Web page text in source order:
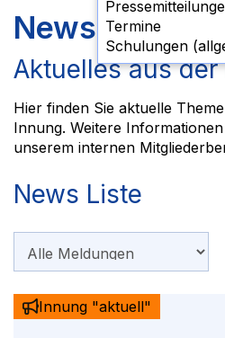
Termine
Schulungen
News
Aktuelles aus
Hier finden Sie aktuelle
Innung. Weitere
unserem internen
News Liste
Innung "aktuell"